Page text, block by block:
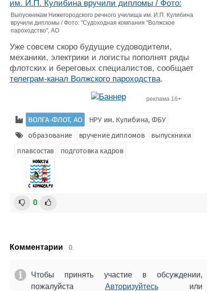
Выставки и семинары
Личности
Словарь
Галерея флота
Форум
Выпускникам Нижегородского речного училища им. И.П. Кулибина
вручили дипломы / Фото: "Судоходная компания "Волжское
пароходство", АО
Уже совсем скоро будущие судоводители,
механики, электрики и логисты пополнят ряды
флотских и береговых специалистов, сообщает
телеграм-канал Волжского пароходства.
реклама 16+
ВОЛГА-ФЛОТ, АО
НРУ им. Кулибина, ФБУ
образование
вручение дипломов
выпускники
плавсостав
подготовка кадров
0
Комментарии 0.
Чтобы принять участие в обсуждении,
пожалуйста Авторизуйтесьили